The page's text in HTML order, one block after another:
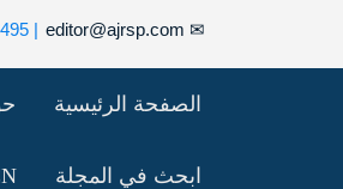
✉
| ISSN: 2706-6495
الصفحة الرئيسية
ابحث في المجلة